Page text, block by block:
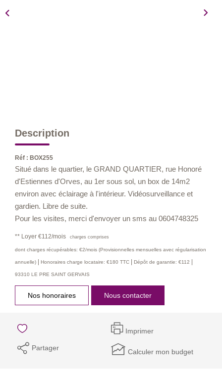
Description
Réf : BOX255
Situé dans le quartier, le GRAND QUARTIER, rue Honoré
d'Estiennes d'Orves, au 1er sous sol, un box de 14m2
environ avec éclairage à l'intérieur. Vidéosurveillance et
gardien. Libre de suite.
Pour les visites, merci d'envoyer un sms au 0604748325
** Loyer €112/mois charges comprises
dont charges récupérables: €2/mois (Provisionnelles mensuelles avec régularisation
annuelle) | Honoraires charge locataire: €180 TTC | Dépôt de garantie: €112 |
93310 LE PRE SAINT GERVAIS
Nos honoraires Nous contacter
Imprimer
Partager Calculer mon budget